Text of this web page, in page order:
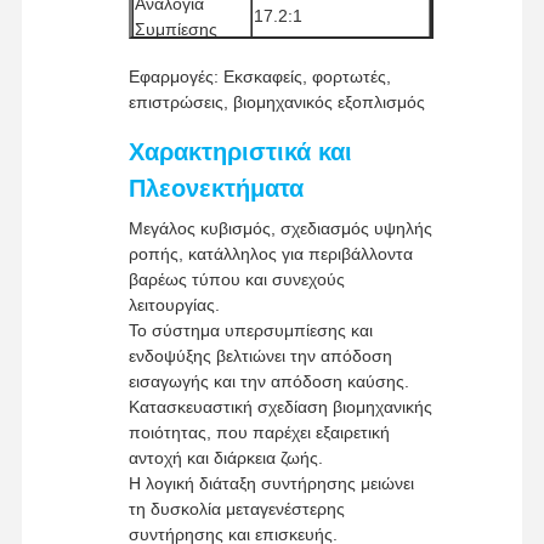
Επισκέψεις
Έλεγχος
Ποιότητας
Επικοινωνήσ
Τε Μαζί Μας
Υποθέσεις
Μηχανή Perkins
Μηχανή Yanmar
Μηχανή Kubota
Μηχανή Isuzu
Συμπίεσης
17.2:1
πρόσληψης
Intercooling
Μέθοδος
Καύσης
Μέθοδος
Ψύξης
Υδροψύξη
Ελάχιστη
ποσότητα
παραγγελίας
1 τεμάχιο
Τρόποι
Πληρωμής
Western Union, T/T
Μέθοδοι
Αποστολής
UPS / DHL / EMS /
TNT / FedEx
Εφαρμογές: Εκσκαφείς, φορτωτές,
επιστρώσεις, βιομηχανικός εξοπλισμός
Χαρακτηριστικά και
Πλεονεκτήματα
Μεγάλος κυβισμός, σχεδιασμός υψηλής
ροπής, κατάλληλος για περιβάλλοντα
βαρέως τύπου και συνεχούς
λειτουργίας.
Το σύστημα υπερσυμπίεσης και
ενδοψύξης βελτιώνει την απόδοση
εισαγωγής και την απόδοση καύσης.
Κατασκευαστική σχεδίαση βιομηχανικής
ποιότητας, που παρέχει εξαιρετική
αντοχή και διάρκεια ζωής.
Η λογική διάταξη συντήρησης μειώνει
τη δυσκολία μεταγενέστερης
συντήρησης και επισκευής.